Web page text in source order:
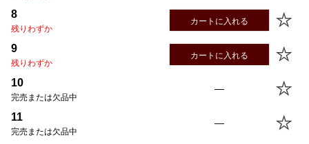
8
残りわずか
カートに入れる
9
残りわずか
カートに入れる
10
完売または欠品中
—
11
完売または欠品中
—